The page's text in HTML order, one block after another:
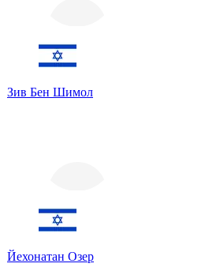
Зив Бен Шимол
Йехонатан Озер